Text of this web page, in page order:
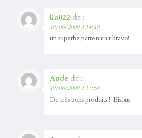
lia022 dit :
19/06/2009 à 14:19
un superbe partenarait bravo!
Aude dit :
19/06/2009 à 17:58
De très bons produits !! Bisous